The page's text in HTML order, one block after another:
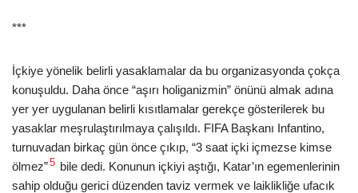
***
İçkiye yönelik belirli yasaklamalar da bu organizasyonda çokça
konuşuldu. Daha önce “aşırı holiganizmin” önünü almak adına
yer yer uygulanan belirli kısıtlamalar gerekçe gösterilerek bu
yasaklar meşrulaştırılmaya çalışıldı. FIFA Başkanı Infantino,
turnuvadan birkaç gün önce çıkıp, “3 saat içki içmezse kimse
ölmez”5 bile dedi. Konunun içkiyi aştığı, Katar’ın egemenlerinin
sahip olduğu gerici düzenden taviz vermek ve laiklikliğe ufacık